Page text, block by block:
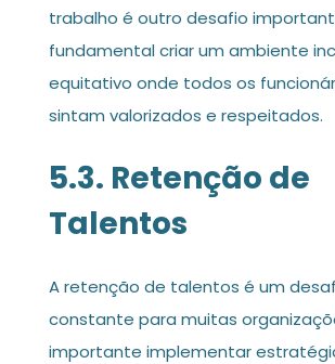
trabalho é outro desafio
fundamental criar um ambiente
equitativo onde todos os
sintam valorizados e respeitados.
5.3. Retenção de
Talentos
A retenção de talentos é um
constante para muitas
importante implementar